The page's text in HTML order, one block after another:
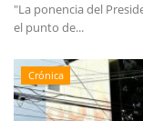
"La ponencia del
el punto de...
Crónica